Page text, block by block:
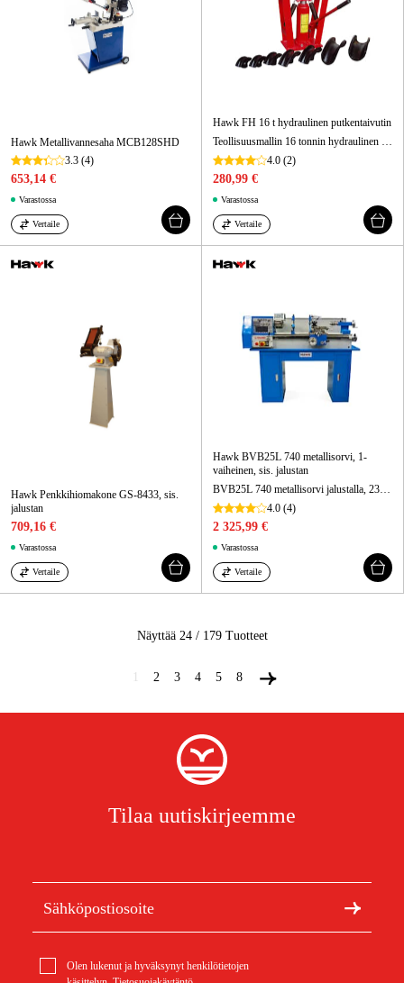
Hawk Metallivannesaha MCB128SHD
3.3 (4)
653,14 €
Varastossa
Vertaile
Hawk FH 16 t hydraulinen putkentaivutin
Teollisuusmallin 16 tonnin hydraulinen putkentaivutin paksuseinäisille putkille.
4.0 (2)
280,99 €
Varastossa
Vertaile
Hawk Penkkihiomakone GS-8433, sis.
jalustan
709,16 €
Varastossa
Vertaile
Hawk BVB25L 740 metallisorvi, 1-
vaiheinen, sis. jalustan
4.0 (4)
2 325,99 €
Varastossa
Vertaile
Näyttää 24 / 179 Tuotteet
2 3 4 5 8
Tilaa uutiskirjeemme
Olen lukenut ja hyväksynyt henkilötietojen